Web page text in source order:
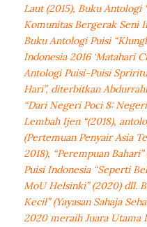
Laut (2015), Buku Antologi
Komunitas Bergerak Seni
Buku Antologi Puisi
Indonesia 2016 ‘Matahari
Antologi Puisi-Puisi
Hari”, diterbitkan
“Dari Negeri Poci 8:
Lembah Ijen “(2018),
(Pertemuan Penyair Asia
2018), “Perempuan
Puisi Indonesia “Seperti
MoU Helsinki” (2020) dll.
Kecil” (Yayasan Sahaja
2020 meraih Juara Utama